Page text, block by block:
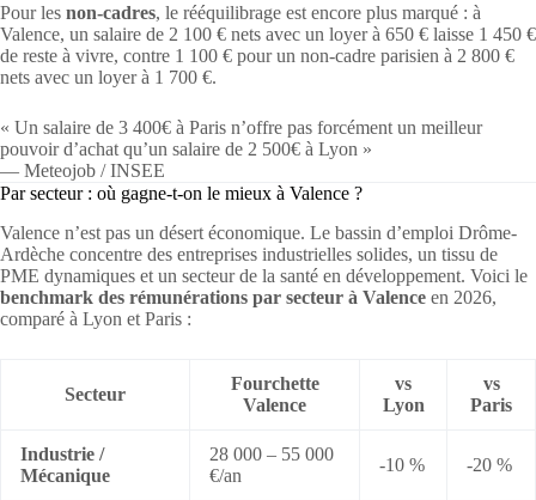
Pour les non-cadres, le rééquilibrage est encore plus marqué : à
Valence, un salaire de 2 100 € nets avec un loyer à 650 € laisse 1 450 €
de reste à vivre, contre 1 100 € pour un non-cadre parisien à 2 800 €
nets avec un loyer à 1 700 €.
« Un salaire de 3 400€ à Paris n’offre pas forcément un meilleur
pouvoir d’achat qu’un salaire de 2 500€ à Lyon »
— Meteojob / INSEE
Par secteur : où gagne-t-on le mieux à Valence ?
Valence n’est pas un désert économique. Le bassin d’emploi Drôme-
Ardèche concentre des entreprises industrielles solides, un tissu de
PME dynamiques et un secteur de la santé en développement. Voici le
benchmark des rémunérations par secteur à Valence en 2026,
comparé à Lyon et Paris :
Secteur
Fourchette
Valence
vs
Lyon
vs
Paris
Industrie /
Mécanique
28 000 – 55 000
€/an
-10 % -20 %